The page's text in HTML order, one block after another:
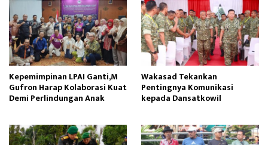
Kepemimpinan LPAI Ganti,M
Gufron Harap Kolaborasi Kuat
Demi Perlindungan Anak
Wakasad Tekankan
Pentingnya Komunikasi
kepada Dansatkowil